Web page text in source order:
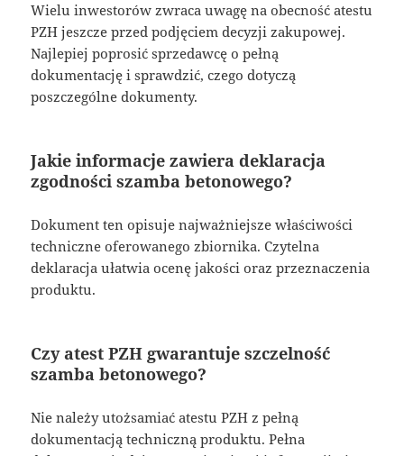
Wielu inwestorów zwraca uwagę na obecność atestu
PZH jeszcze przed podjęciem decyzji zakupowej.
Najlepiej poprosić sprzedawcę o pełną
dokumentację i sprawdzić, czego dotyczą
poszczególne dokumenty.
Jakie informacje zawiera deklaracja
zgodności szamba betonowego?
Dokument ten opisuje najważniejsze właściwości
techniczne oferowanego zbiornika. Czytelna
deklaracja ułatwia ocenę jakości oraz przeznaczenia
produktu.
Czy atest PZH gwarantuje szczelność
szamba betonowego?
Nie należy utożsamiać atestu PZH z pełną
dokumentacją techniczną produktu. Pełna